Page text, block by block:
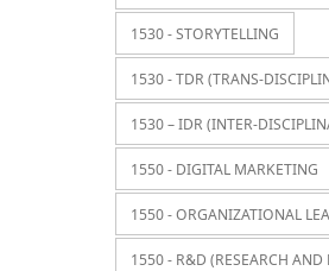
1530 - STORYTELLING
1530 - TDR (TRANS-
1530 – IDR (INTER-
1550 - DIGITAL MARKETING
1550 - ORGANIZATIONAL
1550 - R&D (RESEARCH AND